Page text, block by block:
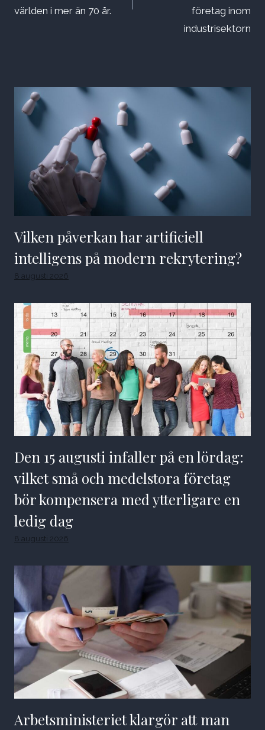
världen i mer än 70 år.
företag inom
industrisektorn
Vilken påverkan har artificiell
intelligens på modern rekrytering?
8 augusti 2026
Den 15 augusti infaller på en lördag:
vilket små och medelstora företag
bör kompensera med ytterligare en
ledig dag
8 augusti 2026
Arbetsministeriet klargör att man